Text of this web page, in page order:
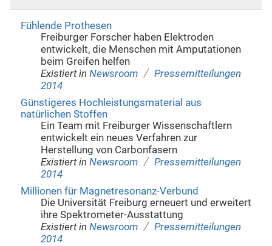
Fühlende Prothesen
Freiburger Forscher haben Elektroden
entwickelt, die Menschen mit Amputationen
beim Greifen helfen
Existiert in Newsroom / Pressemitteilungen
2014
Günstigeres Hochleistungsmaterial aus
natürlichen Stoffen
Ein Team mit Freiburger Wissenschaftlern
entwickelt ein neues Verfahren zur
Herstellung von Carbonfasern
Existiert in Newsroom / Pressemitteilungen
2014
Millionen für Magnetresonanz-Verbund
Die Universität Freiburg erneuert und erweitert
ihre Spektrometer-Ausstattung
Existiert in Newsroom / Pressemitteilungen
2014